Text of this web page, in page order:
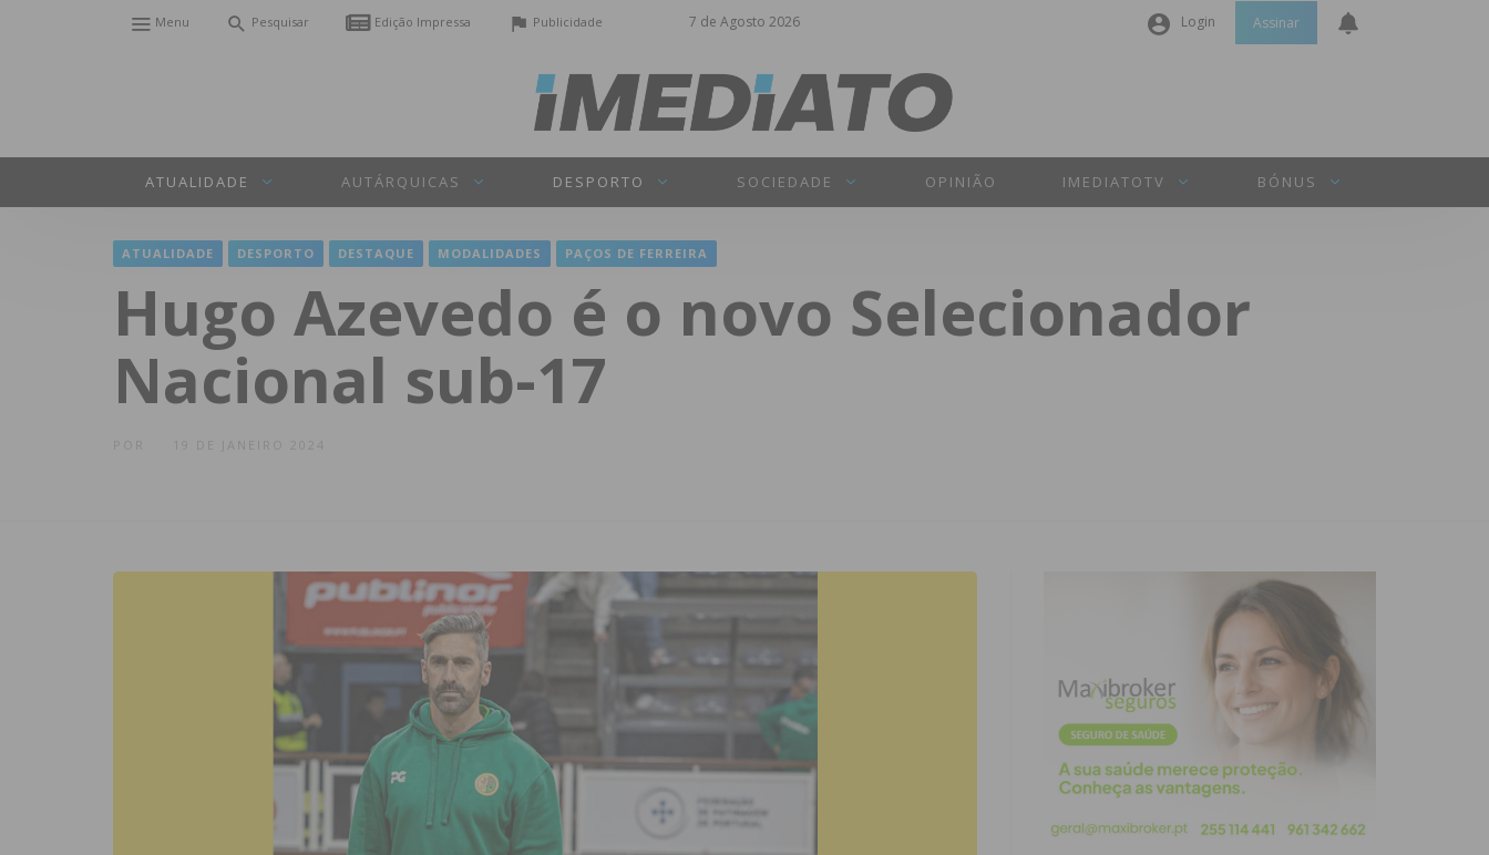
7 de Agosto 2026
Menu Pesquisar Edição Impressa Publicidade Login
Senha
INICIAR SESSÃO
Assinar
ATUALIDADE AUTÁRQUICAS DESPORTO SOCIEDADE OPINIÃO IMEDIATOTV BÓNUS
ATUALIDADE DESPORTO DESTAQUE MODALIDADES PAÇOS DE FERREIRA
Hugo Azevedo é o novo Selecionador
Nacional sub-17
19 DE JANEIRO 2024